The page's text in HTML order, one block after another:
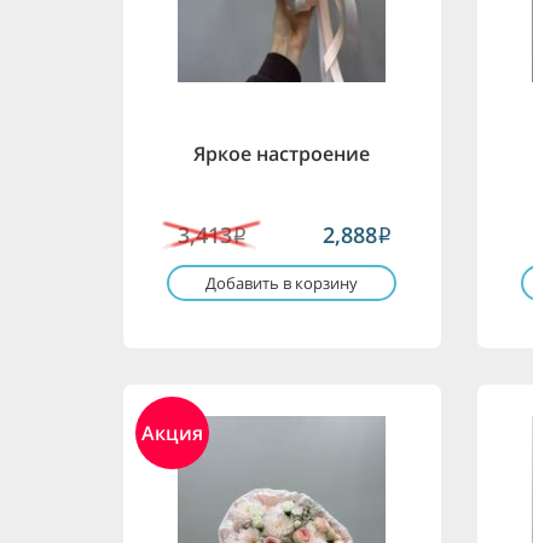
Яркое настроение
3,413i 2,888i
Добавить в корзину
Акция